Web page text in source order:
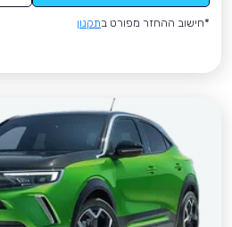
*חישוב ההחזר מפורט בתקנון